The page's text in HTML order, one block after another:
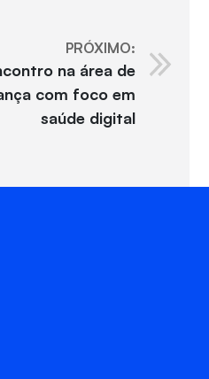
PRÓXIMO:
na área de
com foco em
saúde digital